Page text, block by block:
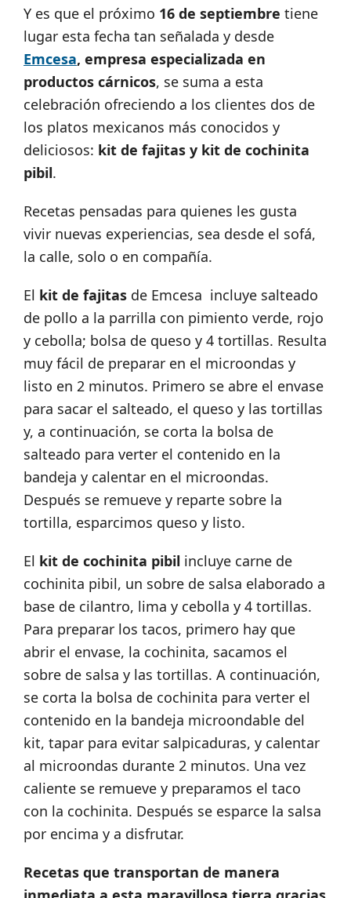
Y es que el próximo 16 de septiembre tiene
lugar esta fecha tan señalada y desde
Emcesa, empresa especializada en
productos cárnicos, se suma a esta
celebración ofreciendo a los clientes dos de
los platos mexicanos más conocidos y
deliciosos: kit de fajitas y kit de cochinita
pibil.
Recetas pensadas para quienes les gusta
vivir nuevas experiencias, sea desde el sofá,
la calle, solo o en compañía.
El kit de fajitas de Emcesa incluye salteado
de pollo a la parrilla con pimiento verde, rojo
y cebolla; bolsa de queso y 4 tortillas. Resulta
muy fácil de preparar en el microondas y
listo en 2 minutos. Primero se abre el envase
para sacar el salteado, el queso y las tortillas
y, a continuación, se corta la bolsa de
salteado para verter el contenido en la
bandeja y calentar en el microondas.
Después se remueve y reparte sobre la
tortilla, esparcimos queso y listo.
El kit de cochinita pibil incluye carne de
cochinita pibil, un sobre de salsa elaborado a
base de cilantro, lima y cebolla y 4 tortillas.
Para preparar los tacos, primero hay que
abrir el envase, la cochinita, sacamos el
sobre de salsa y las tortillas. A continuación,
se corta la bolsa de cochinita para verter el
contenido en la bandeja microondable del
kit, tapar para evitar salpicaduras, y calentar
al microondas durante 2 minutos. Una vez
caliente se remueve y preparamos el taco
con la cochinita. Después se esparce la salsa
por encima y a disfrutar.
Recetas que transportan de manera